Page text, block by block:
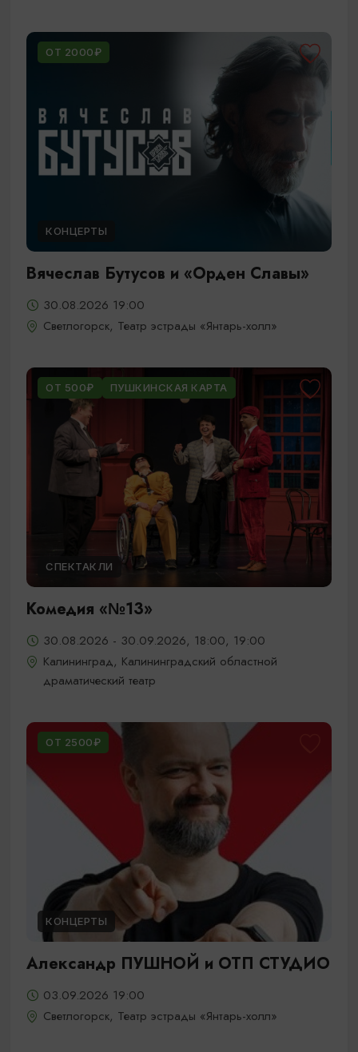
ОТ 2000₽
КОНЦЕРТЫ
Вячеслав Бутусов и «Орден Славы»
30.08.2026 19:00
Светлогорск, Театр эстрады «Янтарь-холл»
ОТ 500₽ ПУШКИНСКАЯ КАРТА
СПЕКТАКЛИ
Комедия «№13»
30.08.2026 - 30.09.2026, 18:00, 19:00
Калининград, Калининградский областной
драматический театр
ОТ 2500₽
КОНЦЕРТЫ
Александр ПУШНОЙ и ОТП СТУДИО
03.09.2026 19:00
Светлогорск, Театр эстрады «Янтарь-холл»